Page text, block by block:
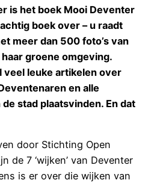
is het boek Mooi Deventer
boek over – u raadt
meer dan 500 foto’s van
groene omgeving.
veel leuke artikelen over
en alle
stad plaatsvinden. En dat
door Stichting Open
de 7 ‘wijken’ van Deventer
is er over die wijken van